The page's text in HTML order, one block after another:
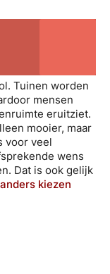
Tuinen worden
mensen
eruitziet.
mooier, maar
voor veel
wens
Dat is ook gelijk
kiezen